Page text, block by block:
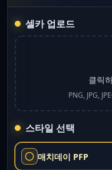
셀카 업로드
클릭
PNG, JPG,
스타일 선택
매치데이 PFP